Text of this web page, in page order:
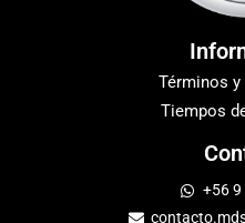
Términos
Tiempos
+56